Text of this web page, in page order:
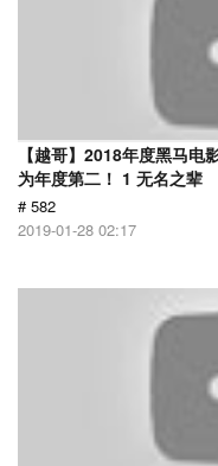
【越哥】2018年度黑马
为年度第二！ 1 无名之辈
# 582
2019-01-28 02:17